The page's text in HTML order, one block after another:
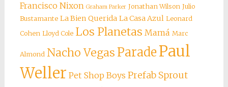
Francisco Nixon Graham Parker Jonathan Wilson Julio
Bustamante La Bien Querida La Casa Azul Leonard
Cohen Lloyd Cole Los Planetas Mamá Marc
Almond Nacho Vegas ParadePaul
Weller Pet Shop Boys Prefab Sprout